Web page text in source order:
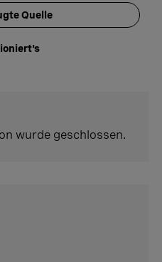
Quelle
wurde geschlossen.